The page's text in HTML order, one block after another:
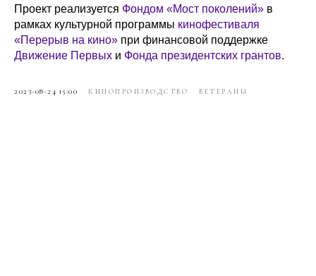
Проект реализуется Фондом «Мост поколений» в
рамках культурной программы кинофестиваля
«Перерыв на кино» при финансовой поддержке
Движение Первых и Фонда президентских грантов.
2023-08-24 15:00 КИНОПРОИЗВОДСТВО ВЕТЕРАНЫ